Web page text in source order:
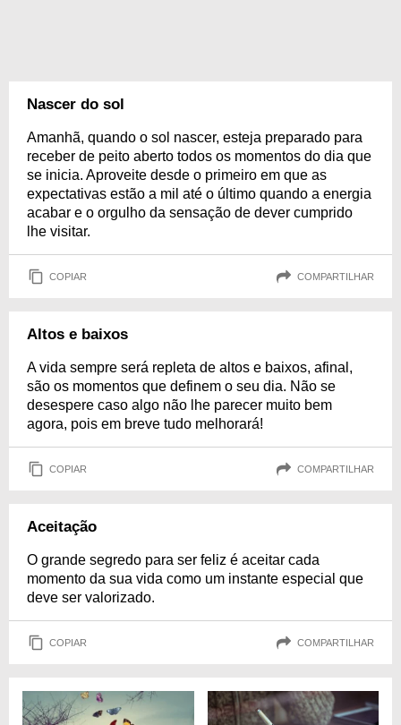
Nascer do sol
Amanhã, quando o sol nascer, esteja preparado para
receber de peito aberto todos os momentos do dia que
se inicia. Aproveite desde o primeiro em que as
expectativas estão a mil até o último quando a energia
acabar e o orgulho da sensação de dever cumprido
lhe visitar.
COPIAR COMPARTILHAR
Altos e baixos
A vida sempre será repleta de altos e baixos, afinal,
são os momentos que definem o seu dia. Não se
desespere caso algo não lhe parecer muito bem
agora, pois em breve tudo melhorará!
COPIAR COMPARTILHAR
Aceitação
O grande segredo para ser feliz é aceitar cada
momento da sua vida como um instante especial que
deve ser valorizado.
COPIAR COMPARTILHAR